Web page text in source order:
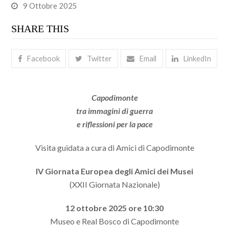
9 Ottobre 2025
SHARE THIS
Facebook Twitter Email LinkedIn
Capodimonte
tra immagini di guerra
e riflessioni per la pace
Visita guidata a cura di Amici di Capodimonte
IV Giornata Europea degli Amici dei Musei
(XXII Giornata Nazionale)
12 ottobre 2025 ore 10:30
Museo e Real Bosco di Capodimonte